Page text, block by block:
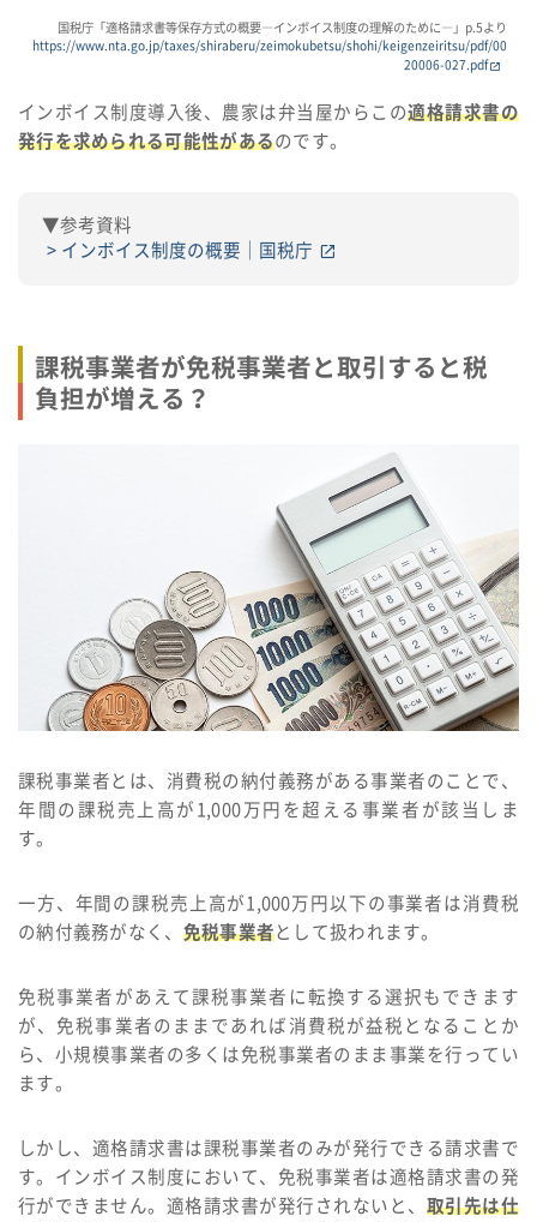
国税庁「適格請求書等保存方式の概要―インボイス制度の理解のために―」p.5より
https://www.nta.go.jp/taxes/shiraberu/zeimokubetsu/shohi/keigenzeiritsu/pdf/00
20006-027.pdf
インボイス制度導入後、農家は弁当屋からこの適格請求書の
発行を求められる可能性があるのです。
▼参考資料
インボイス制度の概要｜国税庁
課税事業者が免税事業者と取引すると税
負担が増える？
課税事業者とは、消費税の納付義務がある事業者のことで、
年間の課税売上高が1,000万円を超える事業者が該当しま
す。
一方、年間の課税売上高が1,000万円以下の事業者は消費税
の納付義務がなく、 免税事業者として扱われます。
免税事業者があえて課税事業者に転換する選択もできます
が、免税事業者のままであれば消費税が益税となることか
ら、小規模事業者の多くは免税事業者のまま事業を行ってい
ます。
しかし、適格請求書は課税事業者のみが発行できる請求書で
す。インボイス制度において、免税事業者は適格請求書の発
行ができません。適格請求書が発行されないと、 取引先は仕